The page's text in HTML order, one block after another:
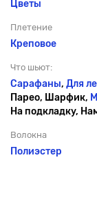
Цветы
Плетение
Креповое
Что шьют:
Сарафаны, Для
Парео, Шарфик,
На подкладку,
Волокна
Полиэстер